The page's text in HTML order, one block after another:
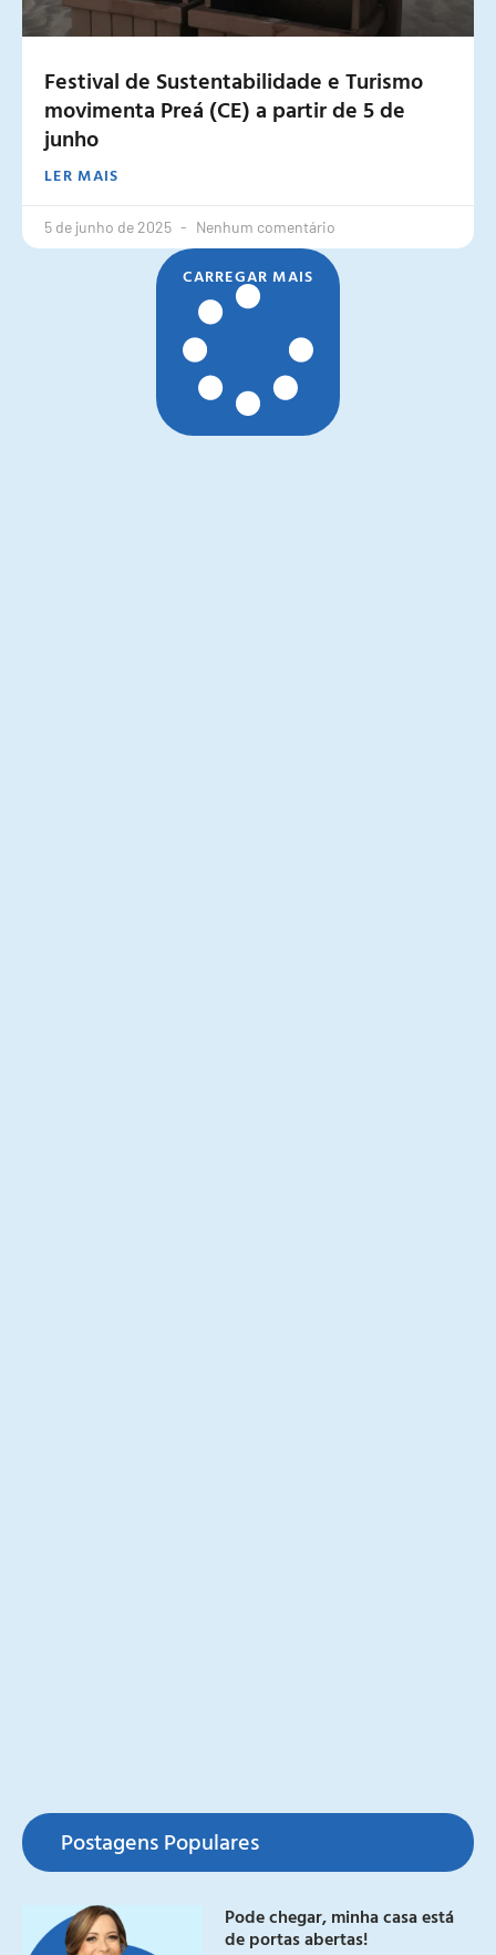
Festival de Sustentabilidade e Turismo
movimenta Preá (CE) a partir de 5 de
junho
LER MAIS
5 de junho de 2025 Nenhum comentário
CARREGAR MAIS
Postagens Populares
Pode chegar, minha casa está
de portas abertas!